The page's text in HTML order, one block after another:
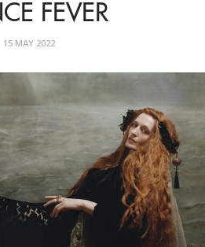
FEVER
15 MAY 2022